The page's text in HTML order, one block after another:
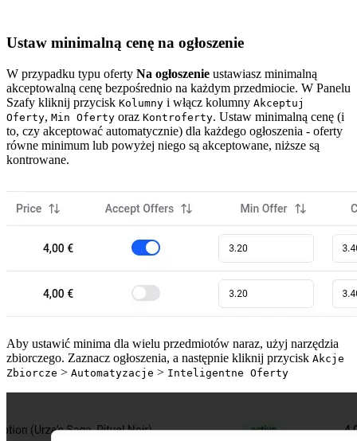
Ustaw minimalną cenę na ogłoszenie
W przypadku typu oferty Na ogłoszenie ustawiasz minimalną
akceptowalną cenę bezpośrednio na każdym przedmiocie. W Panelu
Szafy kliknij przycisk Kolumny i włącz kolumny Akceptuj
Oferty, Min Oferty oraz Kontroferty. Ustaw minimalną cenę (i
to, czy akceptować automatycznie) dla każdego ogłoszenia - oferty
równe minimum lub powyżej niego są akceptowane, niższe są
kontrowane.
Aby ustawić minima dla wielu przedmiotów naraz, użyj narzędzia
zbiorczego. Zaznacz ogłoszenia, a następnie kliknij przycisk Akcje
Zbiorcze > Automatyzacje > Inteligentne Oferty